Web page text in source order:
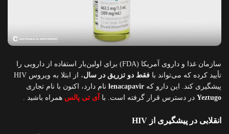
سازمان غذا و داروی آمریکا (FDA) برای اولین‌بار استفاده از دارویی را
تأیید کرده که می‌تواند با فقط دو تزریق در سال
، از ابتلا به ویروس HIV
پیشگیری کند. این دارو که lenacapavir نام دارد، اکنون با نام تجاری
Yeztugo در دسترس قرار گرفته است. با آی تی پالس همراه باشید .
انقلابی در پیشگیری از HIV